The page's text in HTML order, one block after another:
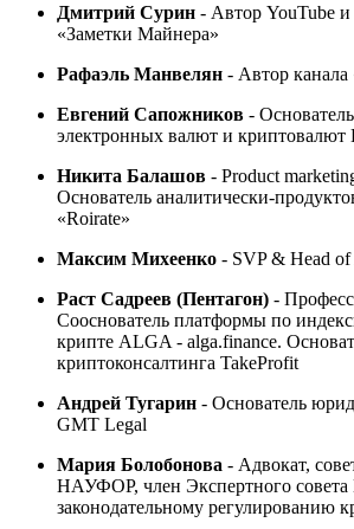
Дмитрий Сурин - Автор YouTube и
«Заметки Майнера»
Рафаэль Манвелян - Автор
Евгений Сапожников -
электронных валют и криптовалют
Никита Балашов - Product
Основатель аналитически-
«Roirate»
Максим Михеенко - SVP & Head
Раст Садреев (Пентагон) -
Сооснователь платформы по
крипте ALGA - alga.finance.
криптоконсалтинга TakeProfit
Андрей Тугарин - Основатель
GMT Legal
Мария Болобонова - Адвокат,
НАУФОР, член Экспертного
законодательному регулированию